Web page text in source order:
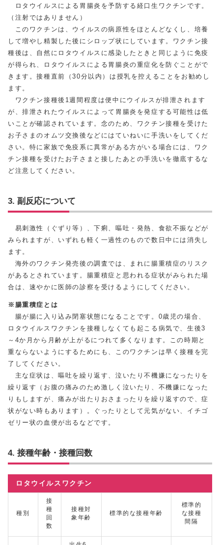
ロタウイルスによる胃腸炎を予防する経口生ワクチンです。
（注射ではありません）
このワクチンは、ウイルスの病原性をほとんどなくし、培養
して増やし精製した後にシロップ状にしています。ワクチン接
種後は、自然にロタウイルスに感染したときと同じように免疫
が得られ、ロタウイルスによる胃腸炎の重症化を防ぐことがで
きます。接種直前（30分以内）は授乳を控えることをお勧めし
ます。
ワクチン接種後1週間程度は便中にウイルスが排泄されます
が、排泄されたウイルスによって胃腸炎を発症する可能性は低
いことが確認されています。念のため、ワクチン接種を受けた
お子さまのオムツ交換後などにはていねいに手洗いをしてくだ
さい。特に家族で免疫系に異常がある方がいる場合には、ワク
チン接種を受けたお子さまと接したあとの手洗いを徹底するな
ど注意してください。
3. 副反応について
易刺激性（ぐずり等）、下痢、嘔吐・発熱、食欲不振などが
みられますが、いずれも軽く一過性のもので数日中には消失し
ます。
海外のワクチン発売後の調査では、まれに腸重積症のリスク
があるとされています。腸重積症と思われる症状がみられた場
合は、速やかに医師の診察を受けるようにしてください。
※腸重積症とは
腸が腸に入り込み閉塞状態になることです。0歳児の場合、
ロタウイルスワクチンを接種しなくても起こる病気で、生後3
～4か月から月齢が上がるにつれて多くなります。この時期と
重ならないようにするためにも、このワクチンは早く接種を完
了してください。
主な症状は、嘔吐を繰り返す、泣いたり不機嫌になったりを
繰り返す（お腹の痛みのため激しく泣いたり、不機嫌になった
りもしますが、痛みが出たりおさまったりを繰り返すので、症
状がない時もあります）。ぐったりとして元気がない、イチゴ
ゼリー状の血便が出るなどです。
4. 接種年齢・接種回数
ロタウイルスワクチン
種別
接
種
回
数
接種対
象年齢
標準的な接種年齢
標準的
な接種
間隔